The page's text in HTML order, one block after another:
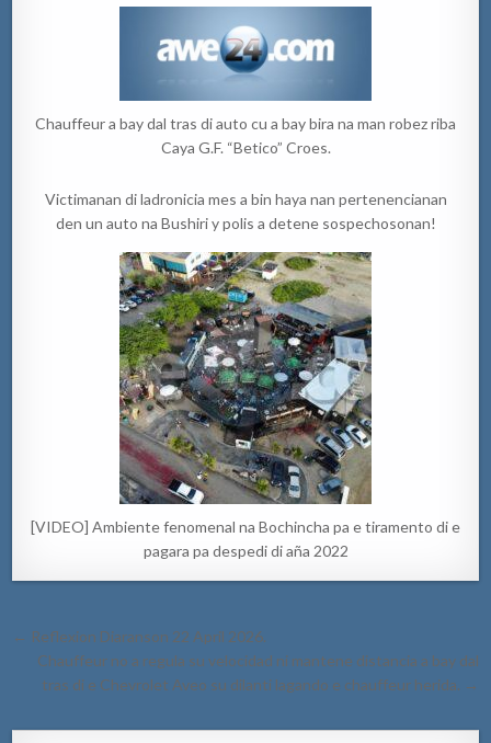
Chauffeur a bay dal tras di auto cu a bay bira na man robez riba
Caya G.F. “Betico” Croes.
Victimanan di ladronicia mes a bin haya nan pertenencianan
den un auto na Bushiri y polis a detene sospechosonan!
[VIDEO] Ambiente fenomenal na Bochincha pa e tiramento di e
pagara pa despedi di aña 2022
Post
navigation
← Reflexion Diaranson 22 April 2026.
Chauffeur no a regula su velocidad ni mantene distancia a bay dal
tras di e Chevrolet Aveo su dilanti lagando e chauffeur herida. →